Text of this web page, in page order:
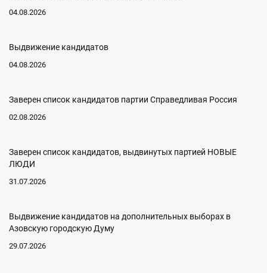
04.08.2026
Выдвижение кандидатов
04.08.2026
Заверен список кандидатов партии Справедливая Россия
02.08.2026
Заверен список кандидатов, выдвинутых партией НОВЫЕ
ЛЮДИ
31.07.2026
Выдвижение кандидатов на дополнительных выборах в
Азовскую городскую Думу
29.07.2026